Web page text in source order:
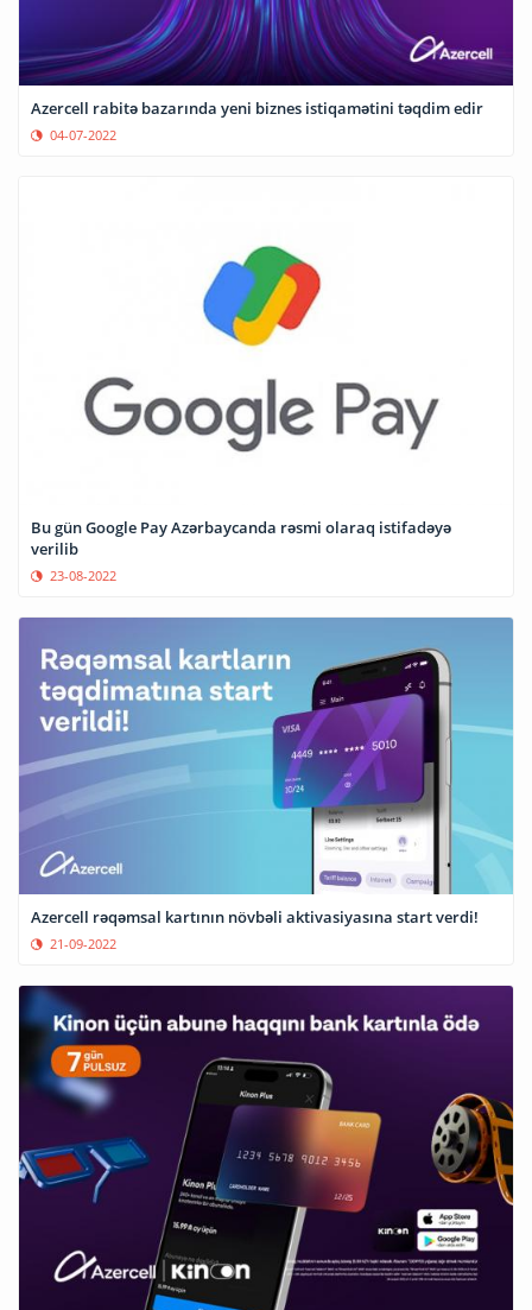
Azercell rabitə bazarında yeni biznes istiqamətini təqdim edir
04-07-2022
Bu gün Google Pay Azərbaycanda rəsmi olaraq istifadəyə
verilib
23-08-2022
Azercell rəqəmsal kartının növbəli aktivasiyasına start verdi!
21-09-2022